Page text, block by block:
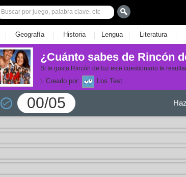
| Geografía | Historia | Lengua | Literatura |
¿Cuánto sabes de Rincón
Si te gusta Rincón de luz este cuestionario te
Creado por: Los Test
00/05